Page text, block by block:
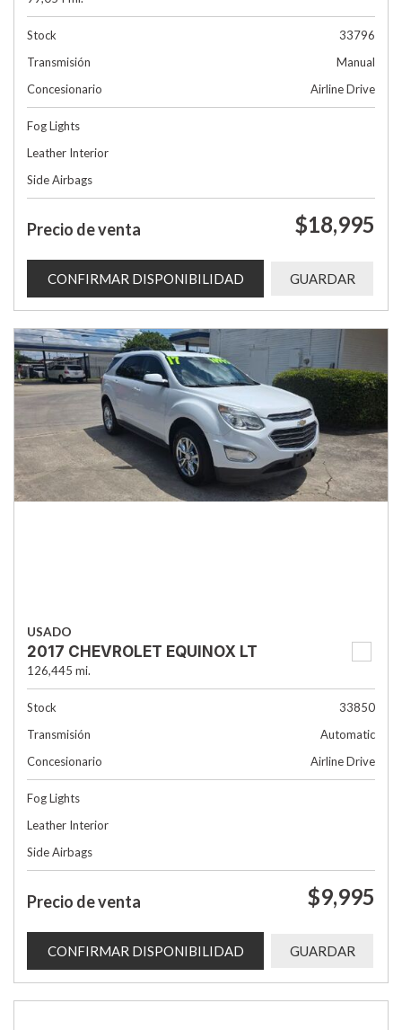
Stock
33796
Transmisión
Manual
Concesionario
Airline Drive
Fog Lights
Leather Interior
Side Airbags
Precio de venta $18,995
CONFIRMAR DISPONIBILIDAD GUARDAR
USADO
2017 CHEVROLET EQUINOX LT
126,445 mi.
Stock
33850
Transmisión
Automatic
Concesionario
Airline Drive
Fog Lights
Leather Interior
Side Airbags
Precio de venta $9,995
CONFIRMAR DISPONIBILIDAD GUARDAR